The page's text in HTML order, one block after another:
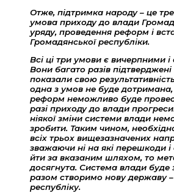
Отже, підтримка народу – це
умова приходу до влади
уряду, проведення реформ і
Громадянської республіки.
Всі ці три умови є вичерпними
Вони багато разів підтверджені
показали свою
одна з умов не буде
реформ неможливо буде
разі приходу до влади
ніякої зміни системи влади
зробити. Таким чином,
всіх трьох вищезазначених
зважаючи ні на які перешкоди
йти за вказаним шляхом, то
досягнута. Система влади буде
разом створимо нову державу
республіку.